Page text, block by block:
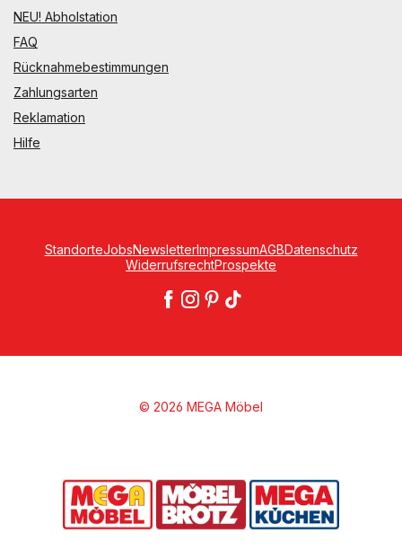
NEU! Abholstation
FAQ
Rücknahmebestimmungen
Zahlungsarten
Reklamation
Hilfe
StandorteJobsNewsletterImpressumAGBDatenschutz
WiderrufsrechtProspekte
© 2026 MEGA Möbel